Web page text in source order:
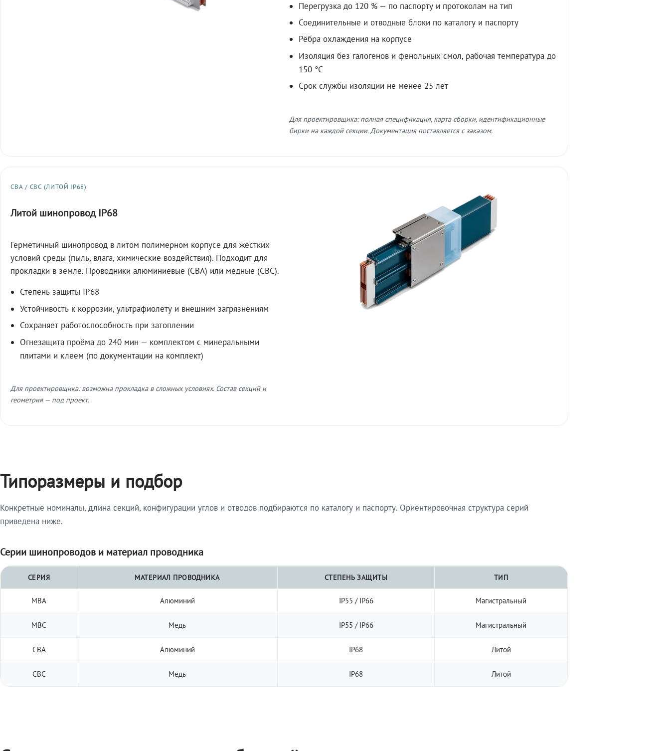
Перегрузка до 120 % — по паспорту и протоколам на тип
Соединительные и отводные блоки по каталогу и паспорту
Рёбра охлаждения на корпусе
Изоляция без галогенов и фенольных смол, рабочая температура до
150 °C
Срок службы изоляции не менее 25 лет
Для проектировщика: полная спецификация, карта сборки, идентификационные
бирки на каждой секции. Документация поставляется с заказом.
СВА / СВС (ЛИТОЙ IP68)
Литой шинопровод IP68
Герметичный шинопровод в литом полимерном корпусе для жёстких
условий среды (пыль, влага, химические воздействия). Подходит для
прокладки в земле. Проводники алюминиевые (СВА) или медные (СВС).
Степень защиты IP68
Устойчивость к коррозии, ультрафиолету и внешним загрязнениям
Сохраняет работоспособность при затоплении
Огнезащита проёма до 240 мин — комплектом с минеральными
плитами и клеем (по документации на комплект)
Для проектировщика: возможна прокладка в сложных условиях. Состав секций и
геометрия — под проект.
Типоразмеры и подбор
Конкретные номиналы, длина секций, конфигурации углов и отводов подбираются по каталогу и паспорту. Ориентировочная структура серий
приведена ниже.
Серии шинопроводов и материал проводника
СЕРИЯ МАТЕРИАЛ ПРОВОДНИКА СТЕПЕНЬ ЗАЩИТЫ ТИП
МВА Алюминий IP55 / IP66 Магистральный
МВС Медь IP55 / IP66 Магистральный
СВА Алюминий IP68 Литой
СВС Медь IP68 Литой